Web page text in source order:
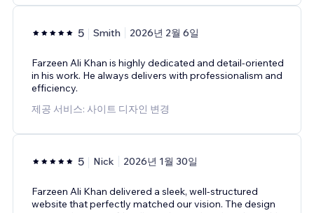
5 Smith 2026년 2월 6일
Farzeen Ali Khan is highly dedicated and detail-oriented
in his work. He always delivers with professionalism and
efficiency.
제공 서비스: 사이트 디자인 변경
5 Nick 2026년 1월 30일
Farzeen Ali Khan delivered a sleek, well-structured
website that perfectly matched our vision. The design